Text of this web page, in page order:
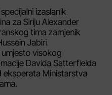
izaslanik
za Siriju Alexander
tima zamjenik
Jabiri
umjesto visokog
Davida Satterfielda
Ministarstva